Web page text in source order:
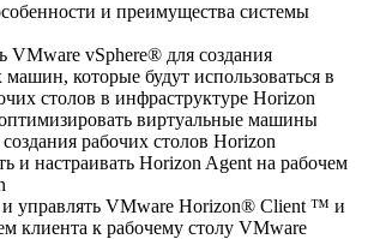
и преимущества системы
VMware vSphere® для создания
которые будут использоваться в
столов в инфраструктуре Horizon
виртуальные машины
рабочих столов Horizon
и настраивать Horizon Agent на рабочем
и управлять VMware Horizon® Client ™ и
клиента к рабочему столу VMware